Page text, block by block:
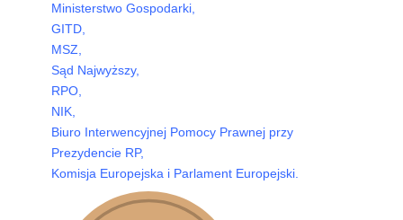
Ministerstwo Gospodarki,
GITD,
MSZ,
Sąd Najwyższy,
RPO,
NIK,
Biuro Interwencyjnej Pomocy Prawnej przy
Prezydencie RP,
Komisja Europejska i Parlament Europejski.